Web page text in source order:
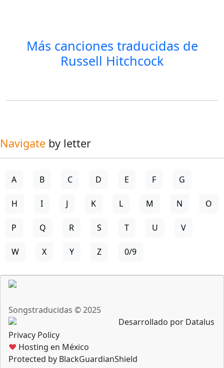
Más canciones traducidas de
Russell Hitchcock
Navigate by letter
A B C D E F G
H I J K L M N O
P Q R S T U V
W X Y Z 0/9
Songstraducidas © 2025
Desarrollado por Datalus
Privacy Policy
♥ Hosting en México
Protected by BlackGuardianShield